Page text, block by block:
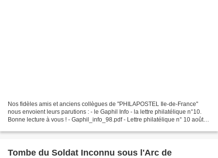
Nos fidèles amis et anciens collègues de "PHILAPOSTEL Ile-de-France"
nous envoient leurs parutions : - le Gaphil Info - la lettre philatélique n°10.
Bonne lecture à vous ! - Gaphil_info_98.pdf - Lettre philatélique n° 10 août-
Tombe du Soldat Inconnu sous l'Arc de